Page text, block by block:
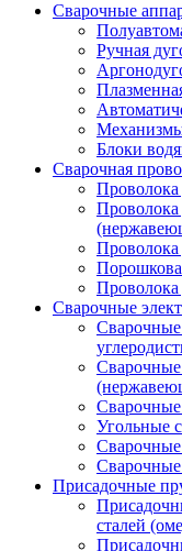
Сварочные
Ручная
Блоки
Сварочная
Проволока
Проволока
Сварочные
Сварочные
Угольные
Сварочные
Сварочные
Присадочные
сталей